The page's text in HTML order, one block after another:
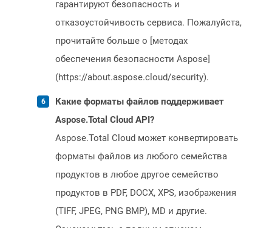
гарантируют безопасность и
отказоустойчивость сервиса. Пожалуйста,
прочитайте больше о [методах
обеспечения безопасности Aspose]
(https://about.aspose.cloud/security).
Какие форматы файлов поддерживает
Aspose.Total Cloud API?
Aspose.Total Cloud может конвертировать
форматы файлов из любого семейства
продуктов в любое другое семейство
продуктов в PDF, DOCX, XPS, изображения
(TIFF, JPEG, PNG BMP), MD и другие.